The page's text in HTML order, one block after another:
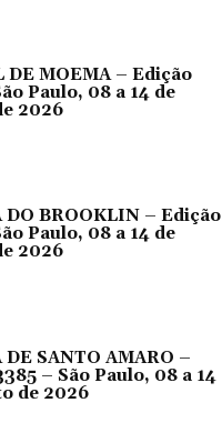
DE MOEMA – Edição
Paulo, 08 a 14 de
2026
DO BROOKLIN – Edição
Paulo, 08 a 14 de
2026
DE SANTO AMARO –
– São Paulo, 08 a 14
de 2026